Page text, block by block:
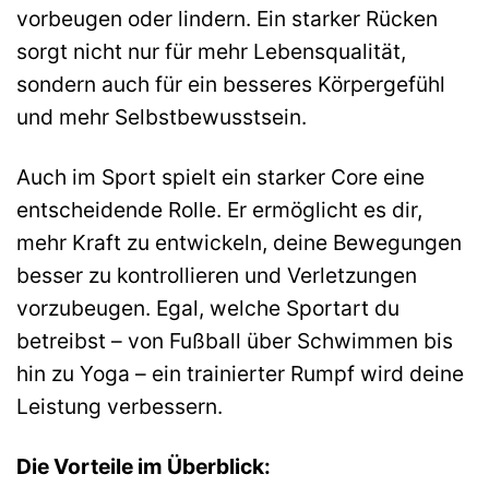
vorbeugen oder lindern. Ein starker Rücken
sorgt nicht nur für mehr Lebensqualität,
sondern auch für ein besseres Körpergefühl
und mehr Selbstbewusstsein.
Auch im Sport spielt ein starker Core eine
entscheidende Rolle. Er ermöglicht es dir,
mehr Kraft zu entwickeln, deine Bewegungen
besser zu kontrollieren und Verletzungen
vorzubeugen. Egal, welche Sportart du
betreibst – von Fußball über Schwimmen bis
hin zu Yoga – ein trainierter Rumpf wird deine
Leistung verbessern.
Die Vorteile im Überblick: